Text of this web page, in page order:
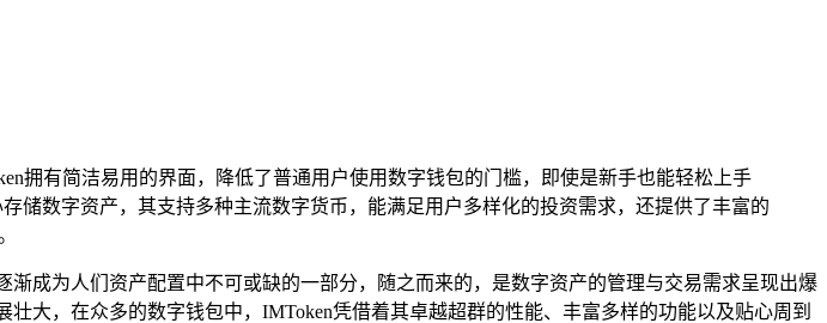
拥有简洁易用的界面，降低了普通用户使用数字钱包的门槛，即使是新手也能轻松上手
储数字资产，其支持多种主流数字货币，能满足用户多样化的投资需求，还提供了丰富的
成为人们资产配置中不可或缺的一部分，随之而来的，是数字资产的管理与交易需求呈现出爆
大，在众多的数字钱包中，IMToken凭借着其卓越超群的性能、丰富多样的功能以及贴心周到